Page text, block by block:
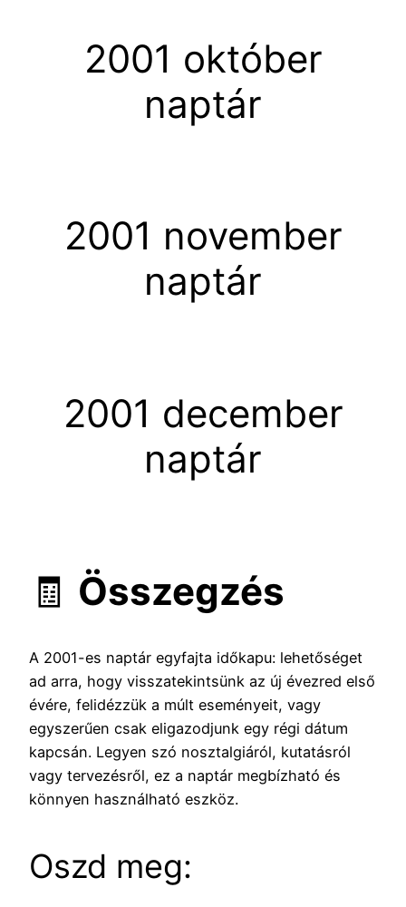
2001 október
naptár
2001 november
naptár
2001 december
naptár
🧾 Összegzés
A 2001-es naptár egyfajta időkapu: lehetőséget
ad arra, hogy visszatekintsünk az új évezred első
évére, felidézzük a múlt eseményeit, vagy
egyszerűen csak eligazodjunk egy régi dátum
kapcsán. Legyen szó nosztalgiáról, kutatásról
vagy tervezésről, ez a naptár megbízható és
könnyen használható eszköz.
Oszd meg: